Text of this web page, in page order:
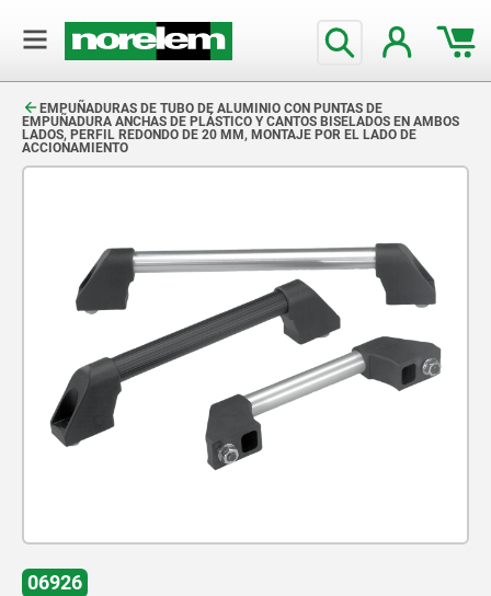
EMPUÑADURAS DE TUBO DE ALUMINIO CON PUNTAS DE
EMPUÑADURA ANCHAS DE PLÁSTICO Y CANTOS BISELADOS EN AMBOS
LADOS, PERFIL REDONDO DE 20 MM, MONTAJE POR EL LADO DE
ACCIONAMIENTO
06926